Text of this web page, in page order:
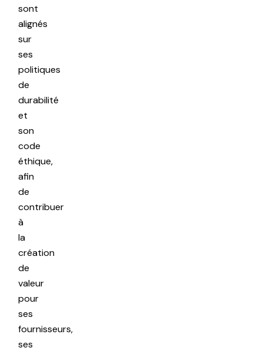
sont
alignés
sur
ses
politiques
de
durabilité
et
son
code
éthique,
afin
de
contribuer
à
la
création
de
valeur
pour
ses
fournisseurs,
ses